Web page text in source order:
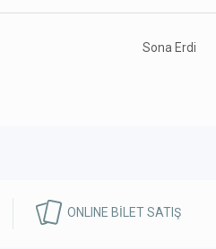
Sona Erdi
ONLINE BİLET SATIŞ